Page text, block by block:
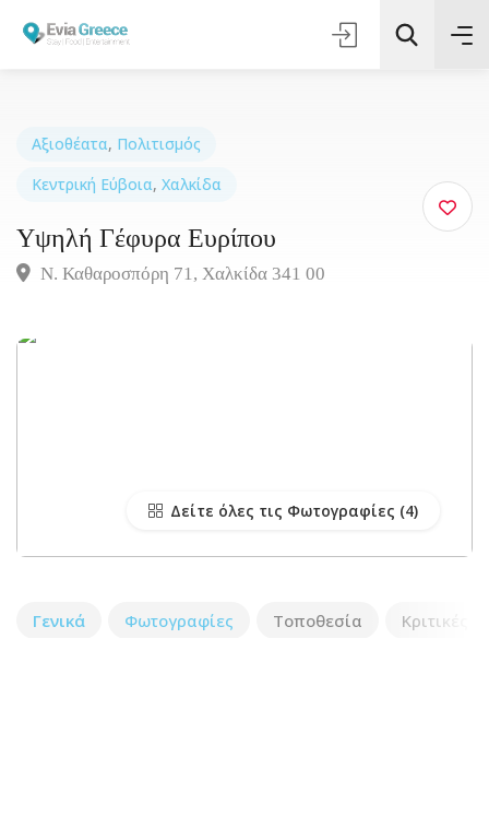
Τοποθεσία
Όλες οι Κατηγορίες
Αξιοθέατα, Πολιτισμός
Κεντρική Εύβοια, Χαλκίδα
Υψηλή Γέφυρα Ευρίπου
Ν. Καθαροσπόρη 71, Χαλκίδα 341 00
Δείτε όλες τις Φωτογραφίες
Γενικά Φωτογραφίες Τοποθεσία Κριτικές